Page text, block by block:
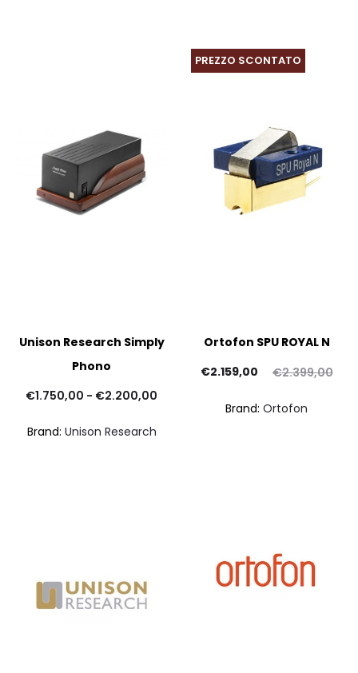
Unison Research Simply
Phono
€1.750,00 - €2.200,00
Brand: Unison Research
PREZZO SCONTATO
Ortofon SPU ROYAL N
€2.399,00
Il
€2.159,00
Brand: Ortofon